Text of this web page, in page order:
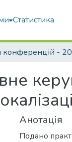
Статистика
конференцій -
Анотація
Подано